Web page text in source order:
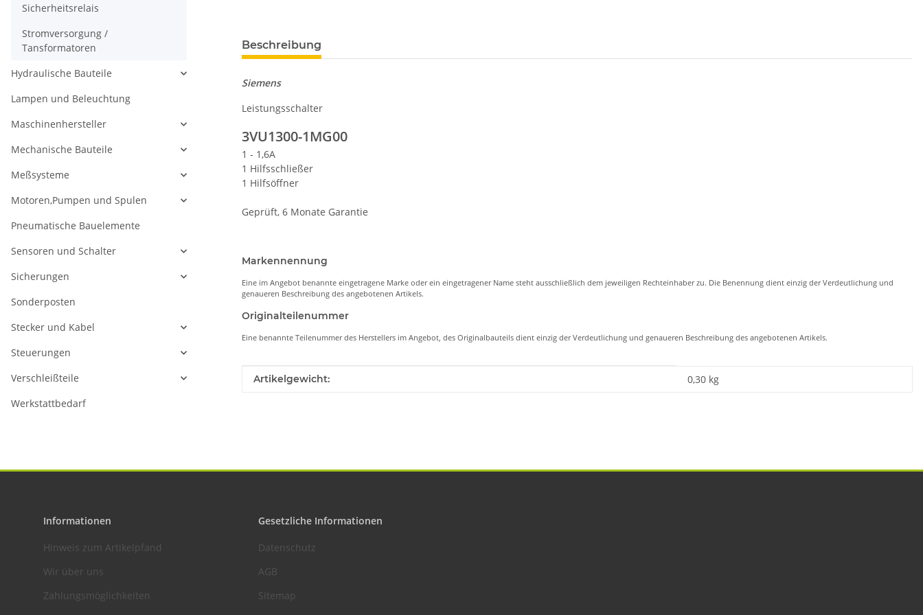
Beschreibung
Siemens
Leistungsschalter
3VU1300-1MG00
1 - 1,6A
1 Hilfsschließer
1 Hilfsöffner
Geprüft, 6 Monate Garantie
Markennennung
Eine im Angebot benannte eingetragene Marke oder ein eingetragener Name steht ausschließlich dem jeweiligen Rechteinhaber zu. Die Benennung dient einzig der Verdeutlichung und
genaueren Beschreibung des angebotenen Artikels.
Originalteilenummer
Eine benannte Teilenummer des Herstellers im Angebot, des Originalbauteils dient einzig der Verdeutlichung und genaueren Beschreibung des angebotenen Artikels.
Produkteigenschaft
Wert
Artikelgewicht: 0,30 kg
Sicherheitsrelais
Stromversorgung /
Tansformatoren
Hydraulische Bauteile
Lampen und Beleuchtung
Maschinenhersteller
Mechanische Bauteile
Meßsysteme
Motoren,Pumpen und Spulen
Pneumatische Bauelemente
Sensoren und Schalter
Sicherungen
Sonderposten
Stecker und Kabel
Steuerungen
Verschleißteile
Werkstattbedarf
Informationen
Hinweis zum Artikelpfand
Wir über uns
Zahlungsmöglichkeiten
Gesetzliche Informationen
Datenschutz
AGB
Sitemap